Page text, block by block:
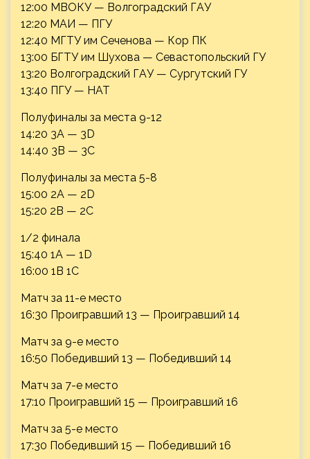
12:00 МВОКУ — Волгоградский ГАУ
12:20 МАИ — ПГУ
12:40 МГТУ им Сеченова — Кор ПК
13:00 БГТУ им Шухова — Севастопольский ГУ
13:20 Волгоградский ГАУ — Сургутский ГУ
13:40 ПГУ — НАТ
Полуфиналы за места 9-12
14:20 3А — 3D
14:40 3B — 3C
Полуфиналы за места 5-8
15:00 2A — 2D
15:20 2B — 2C
1/2 финала
15:40 1A — 1D
16:00 1B 1C
Матч за 11-е место
16:30 Проигравший 13 — Проигравший 14
Матч за 9-е место
16:50 Победивший 13 — Победивший 14
Матч за 7-е место
17:10 Проигравший 15 — Проигравший 16
Матч за 5-е место
17:30 Победивший 15 — Победивший 16